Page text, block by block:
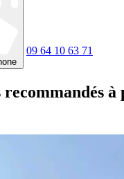
09 64 10 63 71
recommandés